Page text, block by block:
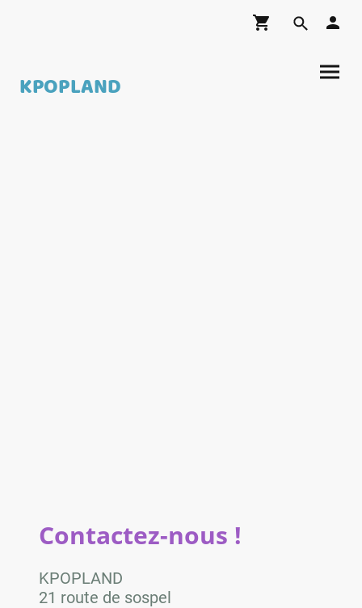
KPOPLAND
Contactez-nous !
KPOPLAND
21 route de sospel